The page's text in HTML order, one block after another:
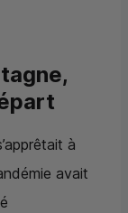
à
avait